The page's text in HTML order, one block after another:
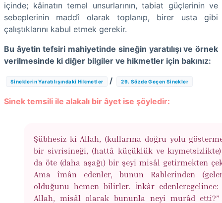
içinde; kâinatın temel unsurlarının, tabiat güçlerinin ve
sebeplerinin maddî olarak toplanıp, birer usta gibi
çalıştıklarını kabul etmek gerekir.
Bu âyetin tefsiri mahiyetinde sineğin yaratılışı ve örnek
verilmesinde ki diğer bilgiler ve hikmetler için bakınız:
Sineklerin Yaratılışındaki Hikmetler / 29. Sözde Geçen Sinekler
Sinek temsili ile alakalı bir âyet ise şöyledir:
Şübhesiz ki Allah, (kullarına doğru yolu
bir sivrisineği, (hattâ küçüklük ve
da öte (daha aşağı) bir şeyi misâl getirmekten
Ama îmân edenler, bunun Rablerinden
olduğunu hemen bilirler. İnkâr edenleregelince:
Allah, misâl olarak bununla neyi murâd etti?”